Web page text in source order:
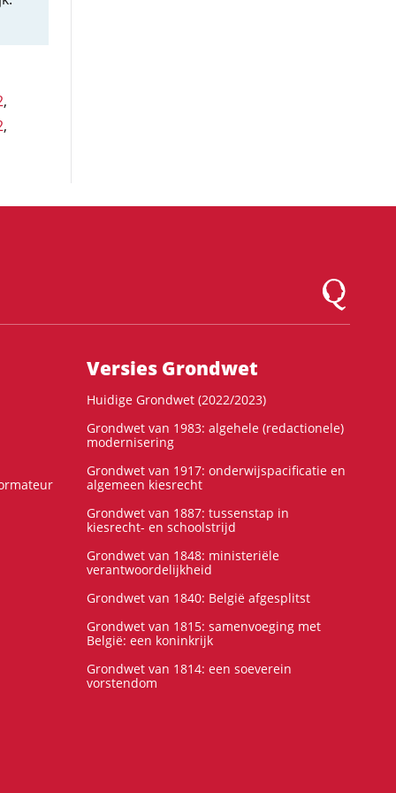
,
,
Logo
Versies Grondwet
Huidige Grondwet (2022/2023)
Grondwet van 1983: algehele (redactionele)
modernisering
Grondwet van 1917: onderwijspacificatie en
algemeen kiesrecht
Grondwet van 1887: tussenstap in
kiesrecht- en schoolstrijd
Grondwet van 1848: ministeriële
verantwoordelijkheid
Grondwet van 1840: België afgesplitst
Grondwet van 1815: samenvoeging met
België: een koninkrijk
Grondwet van 1814: een soeverein
vorstendom